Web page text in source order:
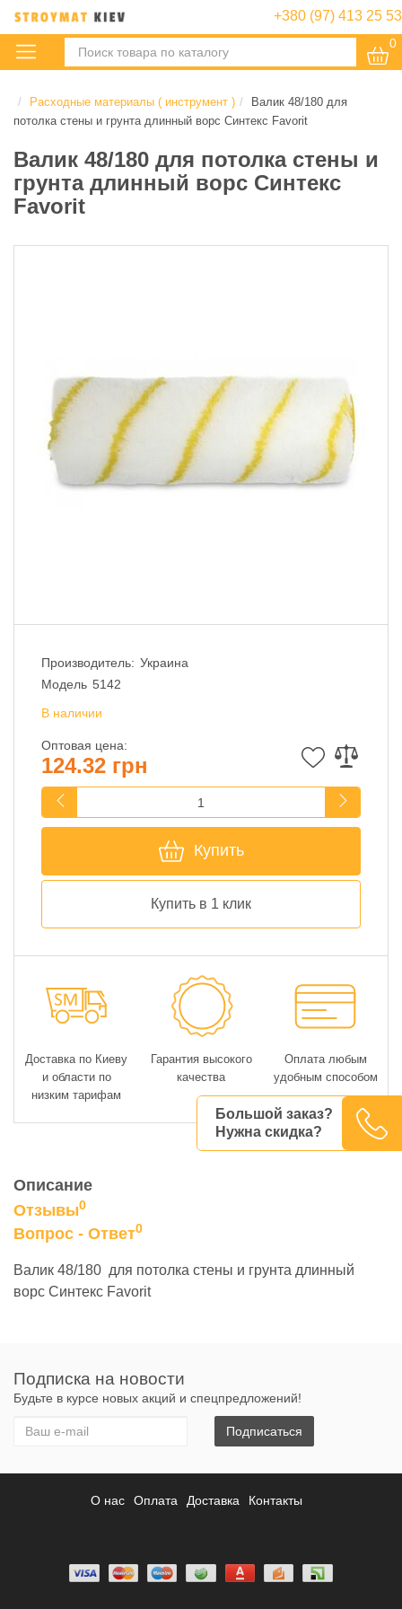
+380 (97) 413 25 53
0
Расходные материалы ( инструмент )
Валик 48/180 для
потолка стены и грунта длинный ворс Синтекс Favorit
Валик 48/180 для потолка стены и
грунта длинный ворс Синтекс
Favorit
Производитель: Украина
Модель 5142
В наличии
Оптовая цена:
124.32 грн
Купить
Купить в 1 клик
Большой заказ?
Нужна скидка?
Доставка по Киеву
и области по
низким тарифам
Гарантия высокого
качества
Оплата любым
удобным способом
Описание
Отзывы0
Вопрос - Ответ0
Валик 48/180 для потолка стены и грунта длинный
ворс Синтекс Favorit
Подписка на новости
Будьте в курсе новых акций и спецпредложений!
Подписаться
О нас Оплата Доставка Контакты